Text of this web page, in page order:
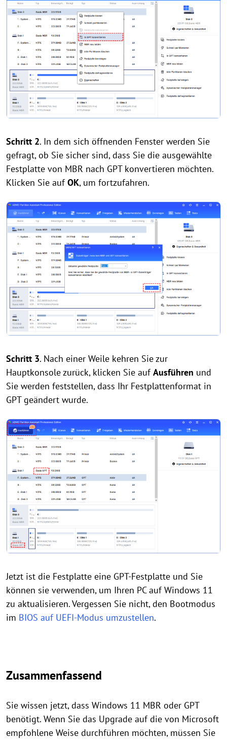
Schritt 2. In dem sich öffnenden Fenster werden Sie
gefragt, ob Sie sicher sind, dass Sie die ausgewählte
Festplatte von MBR nach GPT konvertieren möchten.
Klicken Sie aufOK, um fortzufahren.
Schritt 3. Nach einer Weile kehren Sie zur
Hauptkonsole zurück, klicken Sie aufAusführen und
Sie werden feststellen, dass Ihr Festplattenformat in
GPT geändert wurde.
Jetzt ist die Festplatte eine GPT-Festplatte und Sie
können sie verwenden, um Ihren PC auf Windows 11
zu aktualisieren. Vergessen Sie nicht, den Bootmodus
im BIOS auf UEFI-Modus umzustellen.
Zusammenfassend
Sie wissen jetzt, dass Windows 11 MBR oder GPT
benötigt. Wenn Sie das Upgrade auf die von Microsoft
empfohlene Weise durchführen möchten, müssen Sie